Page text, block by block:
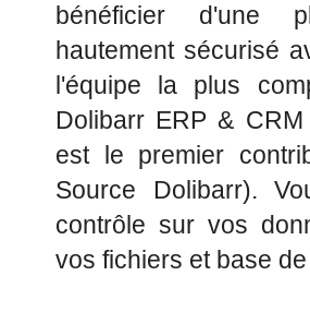
bénéficier d'une
hautement sécurisé
l'équipe la plus
Dolibarr ERP &
est le premier
Source Dolibarr).
contrôle sur vos
vos fichiers et base